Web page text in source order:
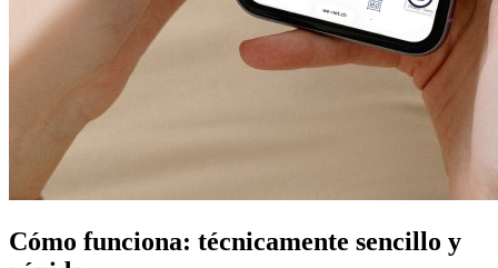
Cómo funciona: técnicamente sencillo y